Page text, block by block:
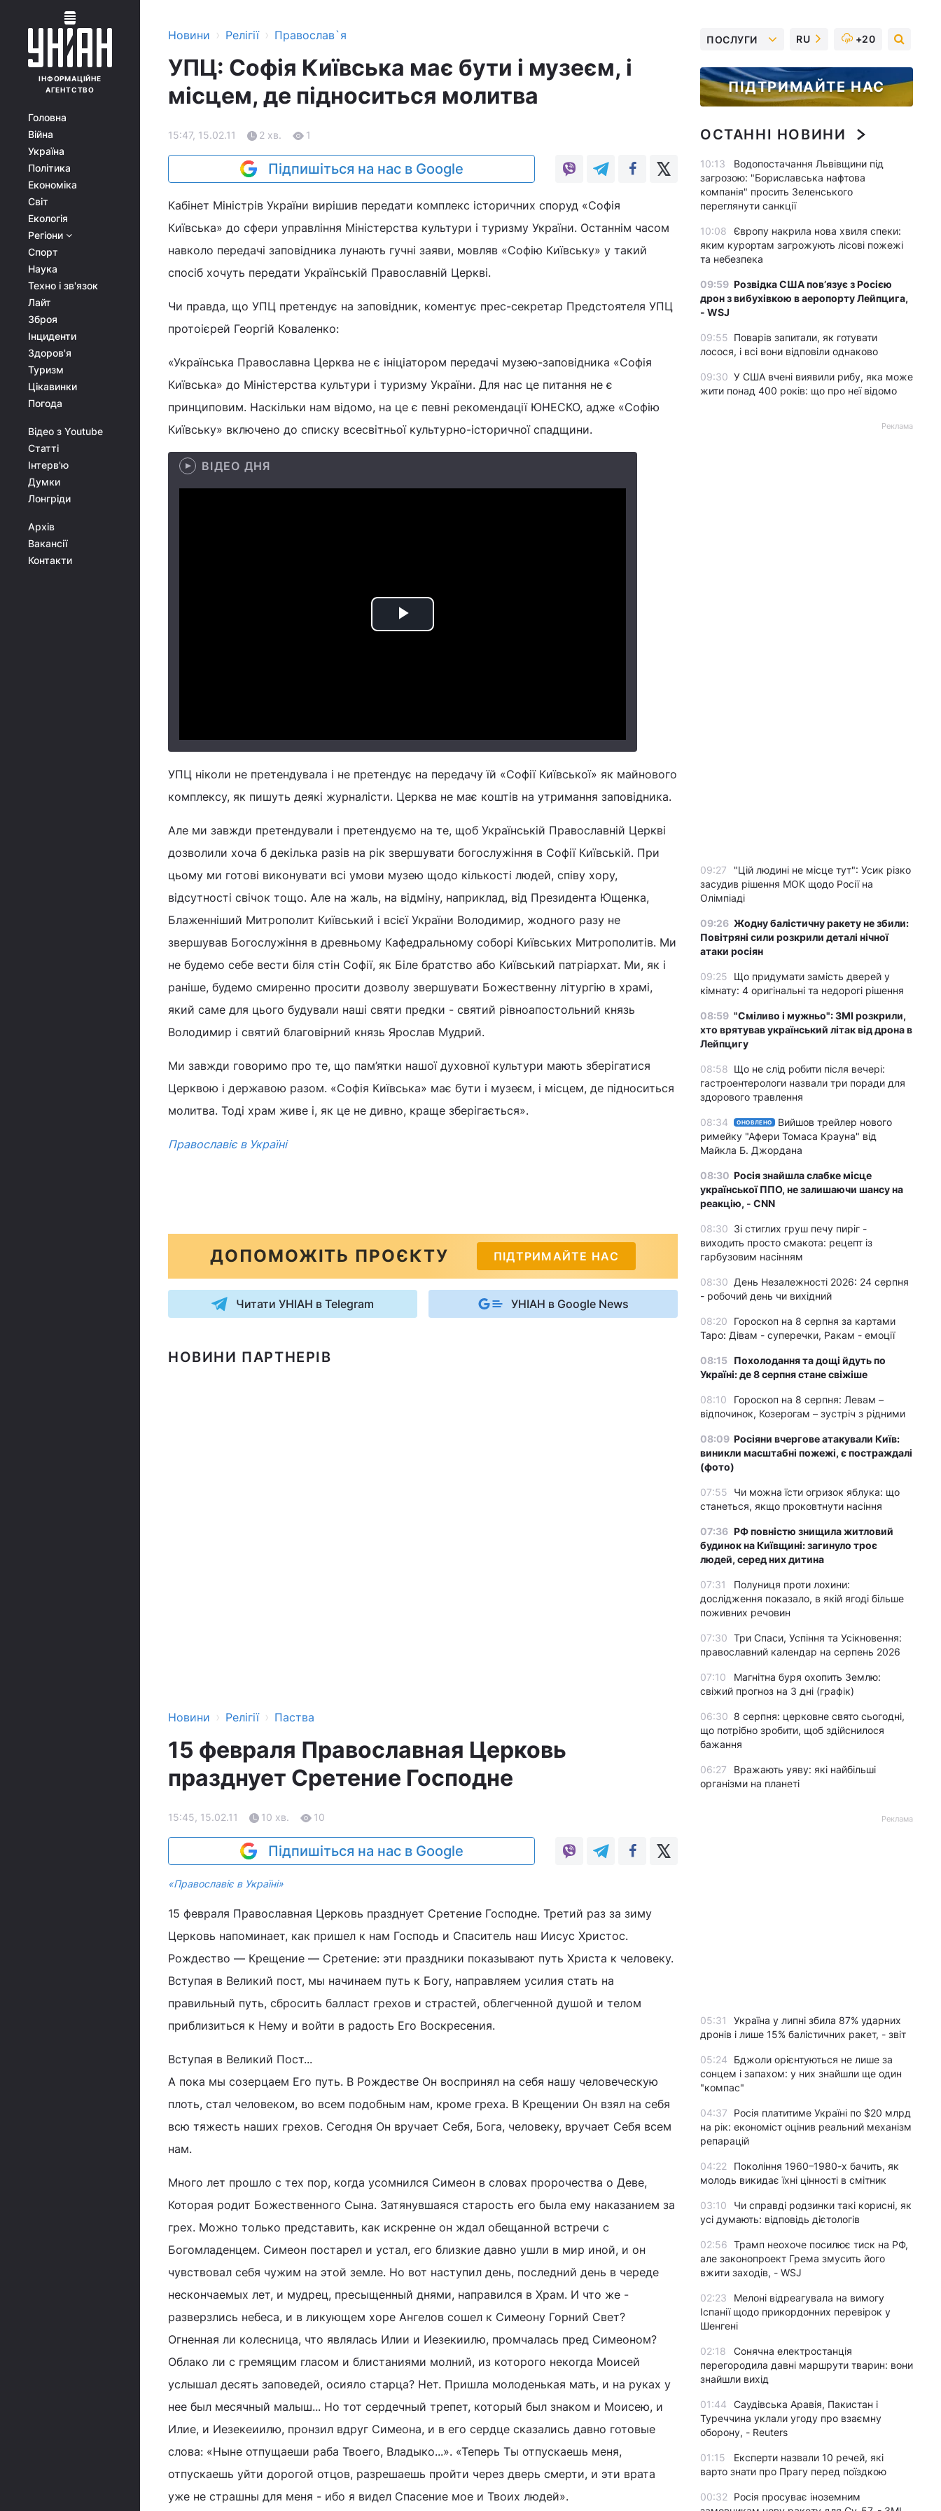
ІНФОРМАЦІЙНЕ
АГЕНТСТВО
Головна
Війна
Україна
Політика
Економіка
Світ
Екологія
Регіони
Спорт
Наука
Техно і зв'язок
Лайт
Зброя
Інциденти
Здоров'я
Туризм
Цікавинки
Погода
Відео з Youtube
Статті
Інтерв'ю
Думки
Лонгріди
Архів
Вакансії
Контакти
Новини › Релігії › Православ`я
УПЦ: Софія Київська має бути і музеєм, і
місцем, де підноситься молитва
15:47, 15.02.11 2 хв. 1
Підпишіться на нас в Google
Кабінет Міністрів України вирішив передати комплекс історичних споруд «Софія
Київська» до сфери управління Міністерства культури і туризму України. Останнім часом
навколо передачі заповідника лунають гучні заяви, мовляв «Софію Київську» у такий
спосіб хочуть передати Українській Православній Церкві.
Чи правда, що УПЦ претендує на заповідник, коментує прес-секретар Предстоятеля УПЦ
протоієрей Георгій Коваленко:
«Українська Православна Церква не є ініціатором передачі музею-заповідника «Софія
Київська» до Міністерства культури і туризму України. Для нас це питання не є
принциповим. Наскільки нам відомо, на це є певні рекомендації ЮНЕСКО, адже «Софію
Київську» включено до списку всесвітньої культурно-історичної спадщини.
ВІДЕО ДНЯ
Play
УПЦ ніколи не претендувала і не претендує на передачу їй «Софії Київської» як майнового
комплексу, як пишуть деякі журналісти. Церква не має коштів на утримання заповідника.
Але ми завжди претендували і претендуємо на те, щоб Українській Православній Церкві
дозволили хоча б декілька разів на рік звершувати богослужіння в Софії Київській. При
цьому ми готові виконувати всі умови музею щодо кількості людей, співу хору,
відсутності свічок тощо. Але на жаль, на відміну, наприклад, від Президента Ющенка,
Блаженніший Митрополит Київський і всієї України Володимир, жодного разу не
звершував Богослужіння в древньому Кафедральному соборі Київських Митрополитів. Ми
не будемо себе вести біля стін Софії, як Біле братство або Київський патріархат. Ми, як і
раніше, будемо смиренно просити дозволу звершувати Божественну літургію в храмі,
який саме для цього будували наші святи предки - святий рівноапостольний князь
Володимир і святий благовірний князь Ярослав Мудрий.
Ми завжди говоримо про те, що пам’ятки нашої духовної культури мають зберігатися
Церквою і державою разом. «Софія Київська» має бути і музеєм, і місцем, де підноситься
молитва. Тоді храм живе і, як це не дивно, краще зберігається».
Православіє в Україні
ДОПОМОЖІТЬ ПРОЄКТУ ПІДТРИМАЙТЕ НАС
Читати УНІАН в Telegram УНІАН в Google News
НОВИНИ ПАРТНЕРІВ
Новини › Релігії › Паства
15 февраля Православная Церковь
празднует Сретение Господне
15:45, 15.02.11 10 хв. 10
Підпишіться на нас в Google
«Православіє в Україні»
15 февраля Православная Церковь празднует Сретение Господне. Третий раз за зиму
Церковь напоминает, как пришел к нам Господь и Спаситель наш Иисус Христос.
Рождество ― Крещение ― Сретение: эти праздники показывают путь Христа к человеку.
Вступая в Великий пост, мы начинаем путь к Богу, направляем усилия стать на
правильный путь, сбросить балласт грехов и страстей, облегченной душой и телом
приблизиться к Нему и войти в радость Его Воскресения.
Вступая в Великий Пост...
А пока мы созерцаем Его путь. В Рождестве Он воспринял на себя нашу человеческую
плоть, стал человеком, во всем подобным нам, кроме греха. В Крещении Он взял на себя
всю тяжесть наших грехов. Сегодня Он вручает Себя, Бога, человеку, вручает Себя всем
нам.
Много лет прошло с тех пор, когда усомнился Симеон в словах пророчества о Деве,
Которая родит Божественного Сына. Затянувшаяся старость его была ему наказанием за
грех. Можно только представить, как искренне он ждал обещанной встречи с
Богомладенцем. Симеон постарел и устал, его близкие давно ушли в мир иной, и он
чувствовал себя чужим на этой земле. Но вот наступил день, последний день в череде
нескончаемых лет, и мудрец, пресыщенный днями, направился в Храм. И что же -
разверзлись небеса, и в ликующем хоре Ангелов сошел к Симеону Горний Свет?
Огненная ли колесница, что являлась Илии и Иезекиилю, промчалась пред Симеоном?
Облако ли с гремящим гласом и блистаниями молний, из которого некогда Моисей
услышал десять заповедей, осияло старца? Нет. Пришла молоденькая мать, и на руках у
нее был месячный малыш... Но тот сердечный трепет, который был знаком и Моисею, и
Илие, и Иезекеиилю, пронзил вдруг Симеона, и в его сердце сказались давно готовые
слова: «Ныне отпущаеши раба Твоего, Владыко...». «Теперь Ты отпускаешь меня,
отпускаешь уйти дорогой отцов, разрешаешь пройти через дверь смерти, и эти врата
уже не страшны для меня - ибо я видел Спасение мое и Твоих людей».
ПОСЛУГИ RU +20
ПІДТРИМАЙТЕ НАС
ОСТАННІ НОВИНИ
10:13
Водопостачання Львівщини під
загрозою: "Бориславська нафтова
компанія" просить Зеленського
переглянути санкції
10:08
Європу накрила нова хвиля спеки:
яким курортам загрожують лісові пожежі
та небезпека
09:59 Розвідка США пов’язує з Росією
дрон з вибухівкою в аеропорту Лейпцига,
- WSJ
09:55 Поварів запитали, як готувати
лосося, і всі вони відповіли однаково
09:30 У США вчені виявили рибу, яка може
жити понад 400 років: що про неї відомо
Реклама
09:27
"Цій людині не місце тут": Усик різко
засудив рішення МОК щодо Росії на
Олімпіаді
09:26 Жодну балістичну ракету не збили:
Повітряні сили розкрили деталі нічної
атаки росіян
09:25
Що придумати замість дверей у
кімнату: 4 оригінальні та недорогі рішення
08:59 "Сміливо і мужньо": ЗМІ розкрили,
хто врятував український літак від дрона в
Лейпцигу
08:58 Що не слід робити після вечері:
гастроентерологи назвали три поради для
здорового травлення
08:34 ОНОВЛЕНО
Вийшов трейлер нового
римейку "Афери Томаса Крауна" від
Майкла Б. Джордана
08:30 Росія знайшла слабке місце
української ППО, не залишаючи шансу на
реакцію, - CNN
08:30 Зі стиглих груш печу пиріг -
виходить просто смакота: рецепт із
гарбузовим насінням
08:30 День Незалежності 2026: 24 серпня
- робочий день чи вихідний
08:20
Гороскоп на 8 серпня за картами
Таро: Дівам - суперечки, Ракам - емоції
08:15 Похолодання та дощі йдуть по
Україні: де 8 серпня стане свіжіше
08:10
Гороскоп на 8 серпня: Левам –
відпочинок, Козерогам – зустріч з рідними
08:09 Росіяни вчергове атакували Київ:
виникли масштабні пожежі, є постраждалі
(фото)
07:55
Чи можна їсти огризок яблука: що
станеться, якщо проковтнути насіння
07:36 РФ повністю знищила житловий
будинок на Київщині: загинуло троє
людей, серед них дитина
07:31
Полуниця проти лохини:
дослідження показало, в якій ягоді більше
поживних речовин
07:30 Три Спаси, Успіння та Усікновення:
православний календар на серпень 2026
07:10
Магнітна буря охопить Землю:
свіжий прогноз на 3 дні (графік)
06:30 8 серпня: церковне свято сьогодні,
що потрібно зробити, щоб здійснилося
бажання
06:27
Вражають уяву: які найбільші
організми на планеті
Реклама
05:31
Україна у липні збила 87% ударних
дронів і лише 15% балістичних ракет, - звіт
05:24
Бджоли орієнтуються не лише за
сонцем і запахом: у них знайшли ще один
"компас"
04:37
Росія платитиме Україні по $20 млрд
на рік: економіст оцінив реальний механізм
репарацій
04:22
Покоління 1960–1980-х бачить, як
молодь викидає їхні цінності в смітник
03:10
Чи справді родзинки такі корисні, як
усі думають: відповідь дієтологів
02:56 Трамп неохоче посилює тиск на РФ,
але законопроект Грема змусить його
вжити заходів, - WSJ
02:23
Мелоні відреагувала на вимогу
Іспанії щодо прикордонних перевірок у
Шенгені
02:18
Сонячна електростанція
перегородила давні маршрути тварин: вони
знайшли вихід
01:44
Саудівська Аравія, Пакистан і
Туреччина уклали угоду про взаємну
оборону, - Reuters
01:15
Експерти назвали 10 речей, які
варто знати про Прагу перед поїздкою
00:32
Росія просуває іноземним